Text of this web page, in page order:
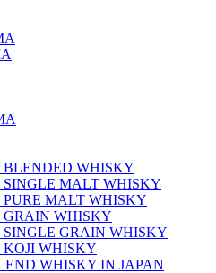
BLENDED WHISKY
SINGLE MALT WHISKY
PURE MALT WHISKY
GRAIN WHISKY
SINGLE GRAIN WHISKY
KOJI WHISKY
WHISKY IN JAPAN